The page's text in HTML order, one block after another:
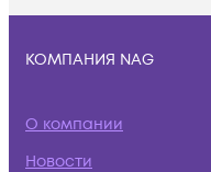
КОМПАНИЯ NAG
О компании
Новости